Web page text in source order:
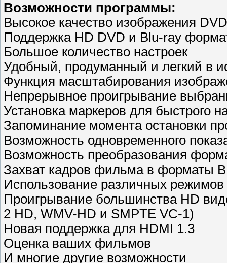
Возможности программы:
Высокое качество изображения
Поддержка HD DVD и Blu-ray
Большое количество настроек
Удобный, продуманный и легкий в
Функция масштабирования
Непрерывное проигрывание
Установка маркеров для быстрого
Запоминание момента остановки
Возможность одновременного
Возможность преобразования
Захват кадров фильма в форматы
Использование различных режимов
Проигрывание большинства HD
2 HD, WMV-HD и SMPTE VC-1)
Новая поддержка для HDMI 1.3
Оценка ваших фильмов
И многие другие возможности